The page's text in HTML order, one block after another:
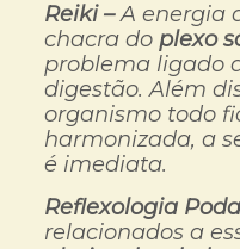
Reiki –A energia
chacra do plexo
problema ligado
digestão. Além
organismo todo
harmonizada, a
é imediata.
Reflexologia
relacionados a